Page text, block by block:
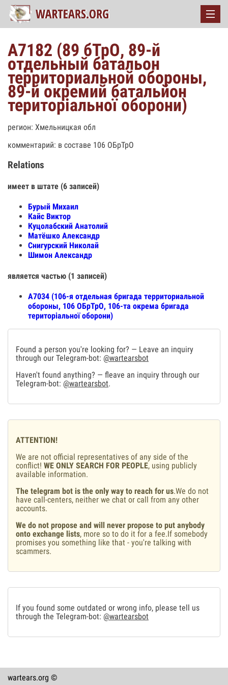
A7182 (89 бТрО, 89-й
отдельный батальон
территориальной обороны,
89-й окремий батальйон
територіальної оборони)
регион: Хмельницкая обл
комментарий: в составе 106 ОБрТрО
Relations
имеет в штате (6 записей)
Бурый Михаил
Кайс Виктор
Куцолабский Анатолий
Матёшко Александр
Снигурский Николай
Шимон Александр
является частью (1 записей)
A7034 (106-я отдельная бригада территориальной
обороны, 106 ОБрТрО, 106-та окрема бригада
територіальної оборони)
Found a person you're looking for? — Leave an inquiry
through our Telegram-bot: @wartearsbot
Haven't found anything? — fleave an inquiry through our
Telegram-bot: @wartearsbot.
ATTENTION!
We are not official representatives of any side of the
conflict! WE ONLY SEARCH FOR PEOPLE, using publicly
available information.
The telegram bot is the only way to reach for us.We do not
have call-centers, neither we chat or call from any other
accounts.
We do not propose and will never propose to put anybody
onto exchange lists, more so to do it for a fee.If somebody
promises you something like that - you're talking with
scammers.
If you found some outdated or wrong info, please tell us
through the Telegram-bot: @wartearsbot
wartears.org ©